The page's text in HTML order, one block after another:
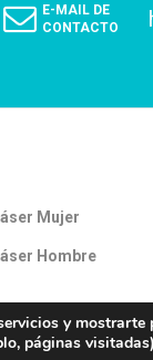
E-MAIL DE
CONTACTO
Mujer
Hombre
y
páginas